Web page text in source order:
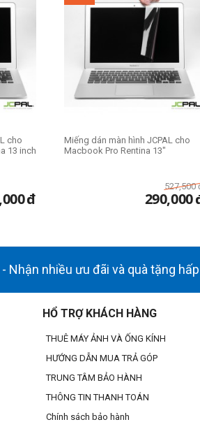
cho
13 inch
đ
Miếng dán màn hình JCPAL cho
Macbook Pro Rentina 13"
527,500
290,000
- Nhận nhiều ưu đãi và quà tặng
HỔ TRỢ KHÁCH HÀNG
THUÊ MÁY ẢNH VÀ ỐNG KÍNH
HƯỚNG DẪN MUA TRẢ GÓP
TRUNG TÂM BẢO HÀNH
THÔNG TIN THANH TOÁN
Chính sách bảo hành